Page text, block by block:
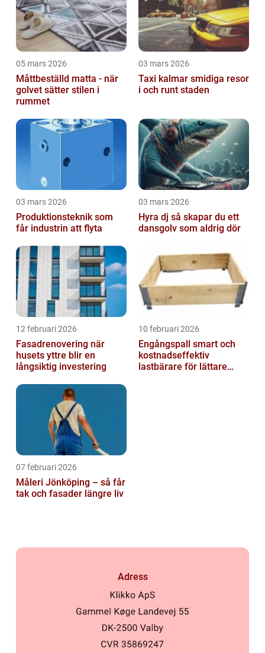
05 mars 2026
Måttbeställd matta - när
golvet sätter stilen i
rummet
03 mars 2026
Taxi kalmar smidiga resor
i och runt staden
03 mars 2026
Produktionsteknik som
får industrin att flyta
03 mars 2026
Hyra dj så skapar du ett
dansgolv som aldrig dör
12 februari 2026
Fasadrenovering när
husets yttre blir en
långsiktig investering
10 februari 2026
Engångspall smart och
kostnadseffektiv
lastbärare för lättare
07 februari 2026
Måleri Jönköping – så får
tak och fasader längre liv
Adress